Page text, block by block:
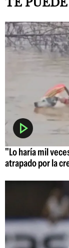
"Lo haría mil
atrapado por la